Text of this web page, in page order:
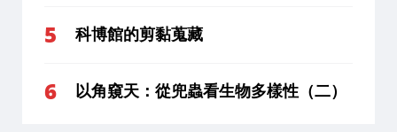
科博館的剪黏蒐藏
以角窺天：從兜蟲看生物多樣性（二）